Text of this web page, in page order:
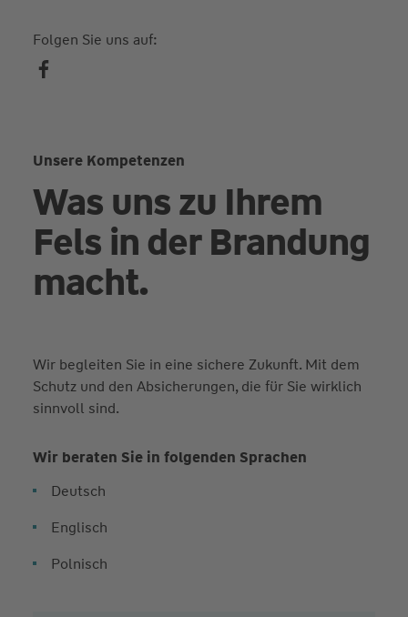
Folgen Sie uns auf:
Unsere Kompetenzen
Was uns zu Ihrem
Fels in der Brandung
macht.
Wir begleiten Sie in eine sichere Zukunft. Mit dem
Schutz und den Absicherungen, die für Sie wirklich
sinnvoll sind.
Wir beraten Sie in folgenden Sprachen
Deutsch
Englisch
Polnisch